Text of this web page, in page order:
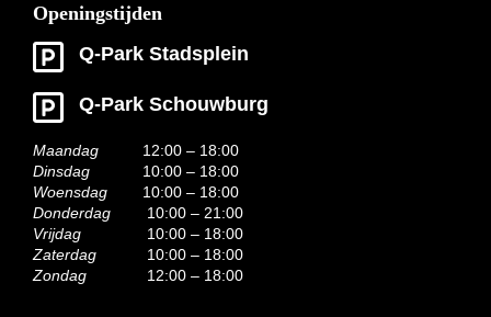
Openingstijden
Q-Park Stadsplein
Q-Park Schouwburg
Maandag
12:00 – 18:00
Dinsdag
10:00 – 18:00
Woensdag
10:00 – 18:00
Donderdag
10:00 – 21:00
Vrijdag
10:00 – 18:00
Zaterdag
10:00 – 18:00
Zondag
12:00 – 18:00